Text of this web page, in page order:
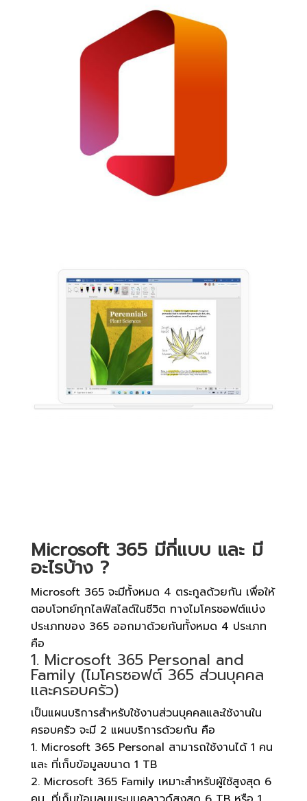
Microsoft 365 มีกี่แบบ และ มี
อะไรบ้าง ?
Microsoft 365 จะมีทั้งหมด 4 ตระกูลด้วยกัน เพื่อให้
ตอบโจทย์ทุกไลฟ์สไลต์ในชีวิต ทางไมโครซอฟต์แบ่ง
ประเภทของ 365 ออกมาด้วยกันทั้งหมด 4 ประเภท
คือ
1. Microsoft 365 Personal and
Family (ไมโครซอฟต์ 365 ส่วนบุคคล
และครอบครัว)
เป็นแผนบริการสำหรับใช้งานส่วนบุคคลและใช้งานใน
ครอบครัว จะมี 2 แผนบริการด้วยกัน คือ
1. Microsoft 365 Personal สามารถใช้งานได้ 1 คน
และ ที่เก็บข้อมูลขนาด 1 TB
2. Microsoft 365 Family เหมาะสำหรับผู้ใช้สูงสุด 6